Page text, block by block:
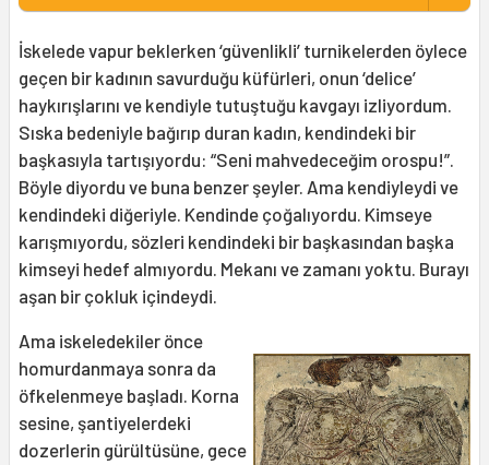
İskelede vapur beklerken ‘güvenlikli’ turnikelerden öylece
geçen bir kadının savurduğu küfürleri, onun ‘delice’
haykırışlarını ve kendiyle tutuştuğu kavgayı izliyordum.
Sıska bedeniyle bağırıp duran kadın, kendindeki bir
başkasıyla tartışıyordu: “Seni mahvedeceğim orospu!”.
Böyle diyordu ve buna benzer şeyler. Ama kendiyleydi ve
kendindeki diğeriyle. Kendinde çoğalıyordu. Kimseye
karışmıyordu, sözleri kendindeki bir başkasından başka
kimseyi hedef almıyordu. Mekanı ve zamanı yoktu. Burayı
aşan bir çokluk içindeydi.
Ama iskeledekiler önce
homurdanmaya sonra da
öfkelenmeye başladı. Korna
sesine, şantiyelerdeki
dozerlerin gürültüsüne, gece